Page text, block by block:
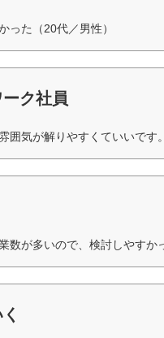
った（20代／男性）
ク社員
囲気が解りやすくていいです
数が多いので、検討しやすか